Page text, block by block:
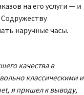
на его услуги — и
наручные часы.
качества в
классическими и
я пришел к выводу,